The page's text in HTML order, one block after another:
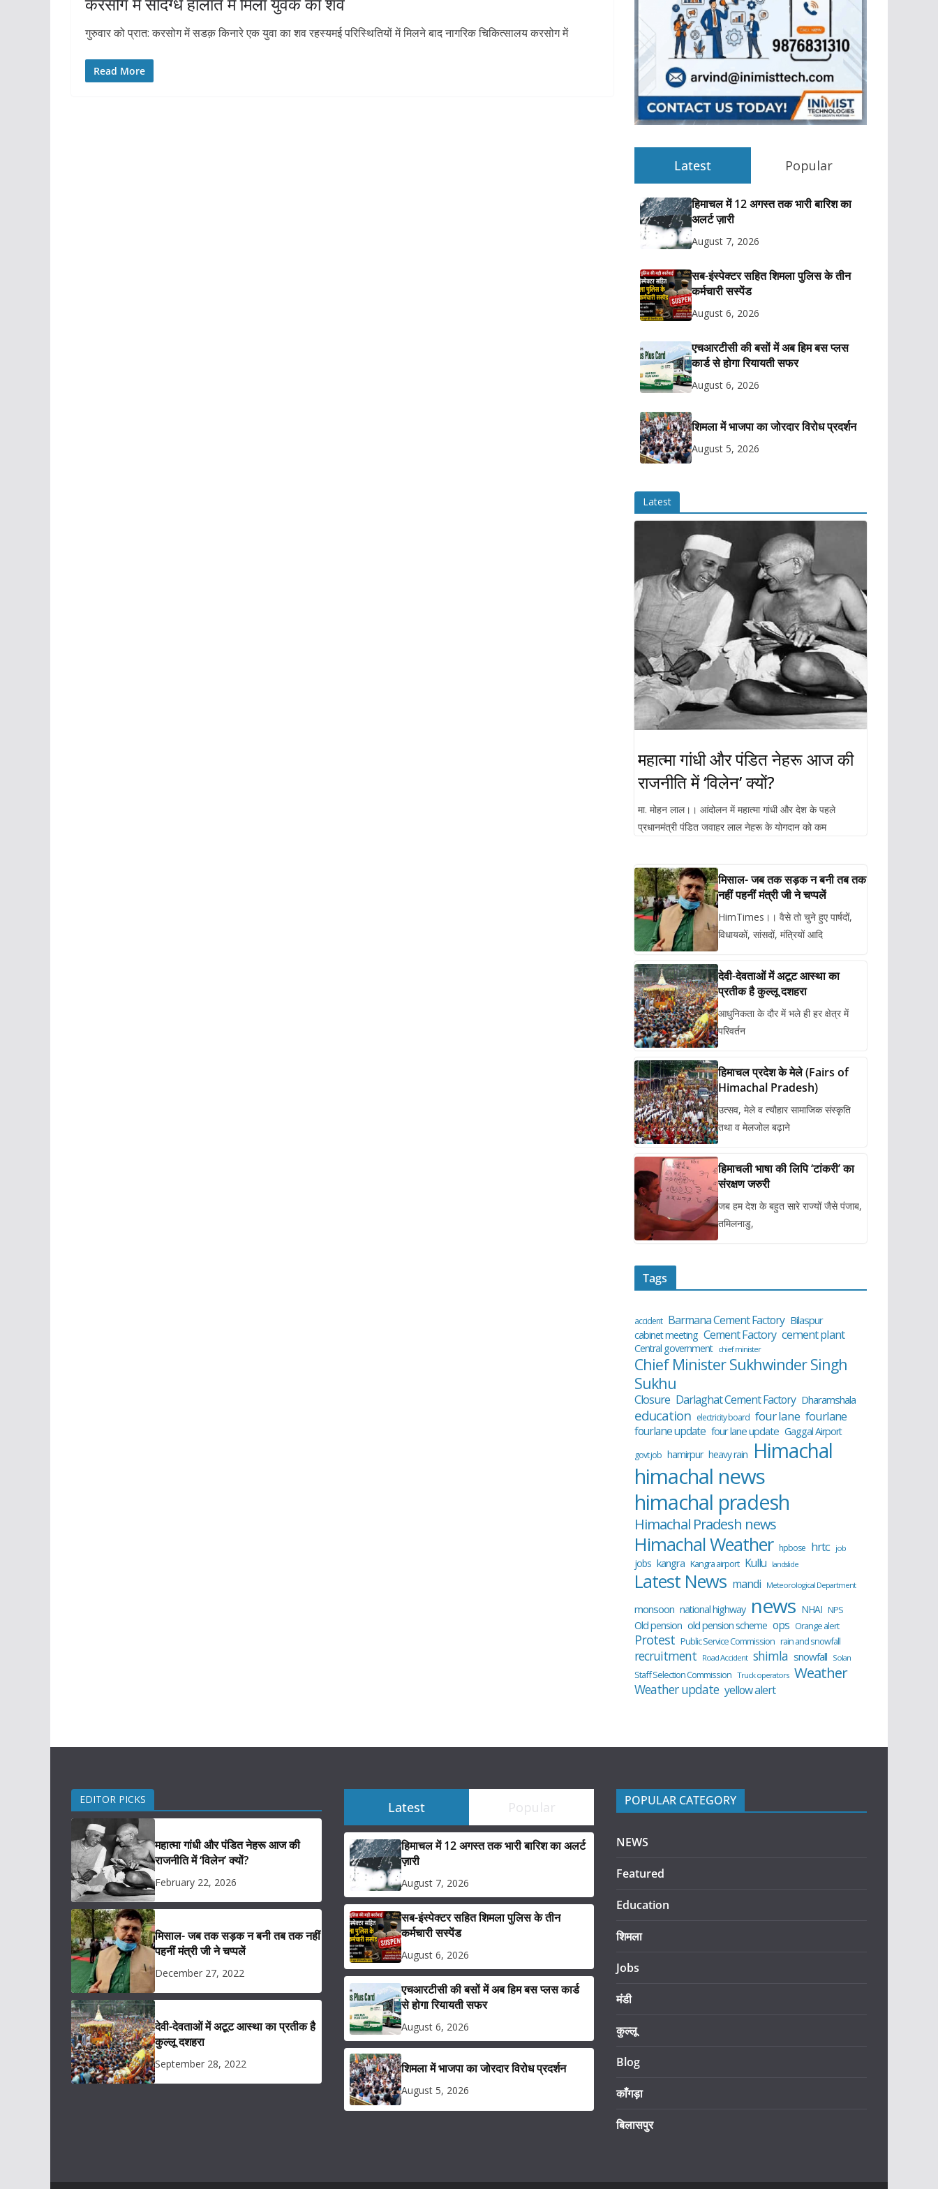
गुरुवार को प्रात: करसोग में सडक़ किनारे एक युवा का शव रहस्यमई परिस्थितियों में मिलने बाद नागरिक चिकित्सालय करसोग में
Read More
Latest Popular
हिमाचल में 12 अगस्त तक भारी बारिश का
अलर्ट ज़ारी
August 7, 2026
सब-इंस्पेक्टर सहित शिमला पुलिस के तीन
कर्मचारी सस्पेंड
August 6, 2026
एचआरटीसी की बसों में अब हिम बस प्लस
कार्ड से होगा रियायती सफर
August 6, 2026
शिमला में भाजपा का जोरदार विरोध प्रदर्शन
August 5, 2026
Latest
महात्मा गांधी और पंडित नेहरू आज की
राजनीति में ‘विलेन’ क्यों?
मा. मोहन लाल।। आंदोलन में महात्मा गांधी और देश के पहले
प्रधानमंत्री पंडित जवाहर लाल नेहरू के योगदान को कम
मिसाल- जब तक सड़क न बनी तब तक
नहीं पहनीं मंत्री जी ने चप्पलें
HimTimes।। वैसे तो चुने हुए पार्षदों,
विधायकों, सांसदों, मंत्रियों आदि
देवी-देवताओं में अटूट आस्था का
प्रतीक है कुल्लू दशहरा
आधुनिकता के दौर में भले ही हर क्षेत्र में
परिवर्तन
हिमाचल प्रदेश के मेले (Fairs of
Himachal Pradesh)
उत्सव, मेले व त्यौहार सामाजिक संस्कृति
तथा व मेलजोल बढ़ाने
हिमाचली भाषा की लिपि ‘टांकरी’ का
संरक्षण जरुरी
जब हम देश के बहुत सारे राज्यों जैसे पंजाब,
तमिलनाडु,
Tags
accident Barmana Cement Factory Bilaspur
cabinet meeting Cement Factory cement plant
Central government chief minister
Chief Minister Sukhwinder Singh
Sukhu
Closure Darlaghat Cement Factory Dharamshala
education electricity board four lane fourlane
fourlane update four lane update Gaggal Airport
govt job hamirpur heavy rain Himachal
himachal news
himachal pradesh
Himachal Pradesh news
Himachal Weather hpbose hrtc job
jobs kangra Kangra airport Kullu landslide
Latest News mandi Meteorological Department
monsoon national highway news NHAI NPS
Old pension old pension scheme ops Orange alert
Protest Public Service Commission rain and snowfall
recruitment Road Accident shimla snowfall Solan
Staff Selection Commission Truck operators Weather
Weather update yellow alert
EDITOR PICKS
महात्मा गांधी और पंडित नेहरू आज की
राजनीति में ‘विलेन’ क्यों?
February 22, 2026
मिसाल- जब तक सड़क न बनी तब तक नहीं
पहनीं मंत्री जी ने चप्पलें
December 27, 2022
देवी-देवताओं में अटूट आस्था का प्रतीक है
कुल्लू दशहरा
September 28, 2022
Latest Popular
हिमाचल में 12 अगस्त तक भारी बारिश का अलर्ट
ज़ारी
August 7, 2026
सब-इंस्पेक्टर सहित शिमला पुलिस के तीन
कर्मचारी सस्पेंड
August 6, 2026
एचआरटीसी की बसों में अब हिम बस प्लस कार्ड
से होगा रियायती सफर
August 6, 2026
शिमला में भाजपा का जोरदार विरोध प्रदर्शन
August 5, 2026
POPULAR CATEGORY
NEWS
Featured
Education
शिमला
Jobs
मंडी
कुल्लू
Blog
काँगड़ा
बिलासपुर